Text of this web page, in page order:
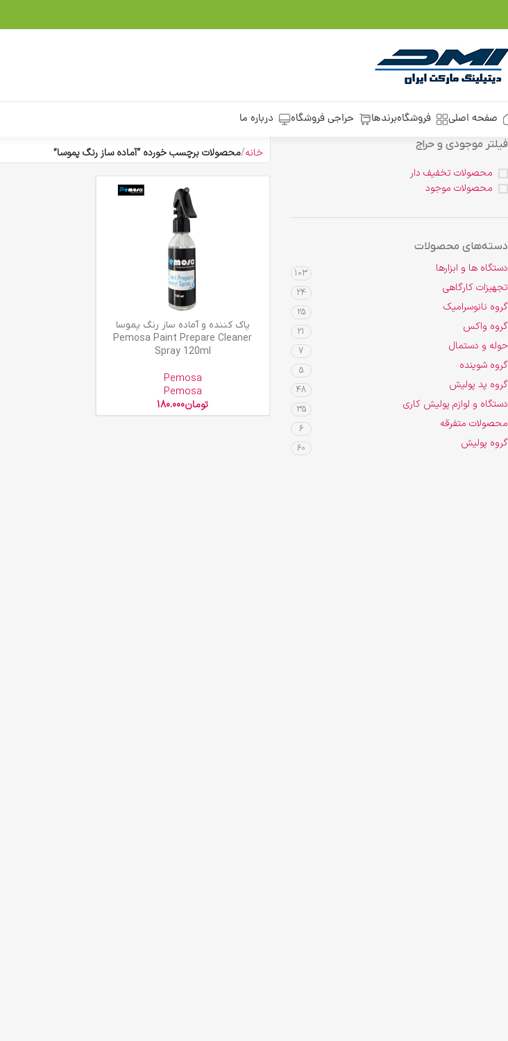
صفحه اصلی فروشگاهبرندها حراجی فروشگاه درباره ما
فیلتر موجودی و حراج
محصولات تخفیف دار
محصولات موجود
دسته‌های محصولات
دستگاه ها و ابزارها 103
تجهیزات کارگاهی 24
گروه نانوسرامیک 25
گروه واکس 21
حوله و دستمال 7
گروه شوینده 5
گروه پد پولیش 48
دستگاه و لوازم پولیش کاری 35
محصولات متفرقه 6
گروه پولیش 60
خانه محصولات برچسب خورده “آماده ساز رنگ پموسا”
افزودن به سبد خرید
پاک کننده و آماده ساز رنگ پموسا
Pemosa Paint Prepare Cleaner
Spray 120ml
Pemosa
Pemosa
تومان180.000